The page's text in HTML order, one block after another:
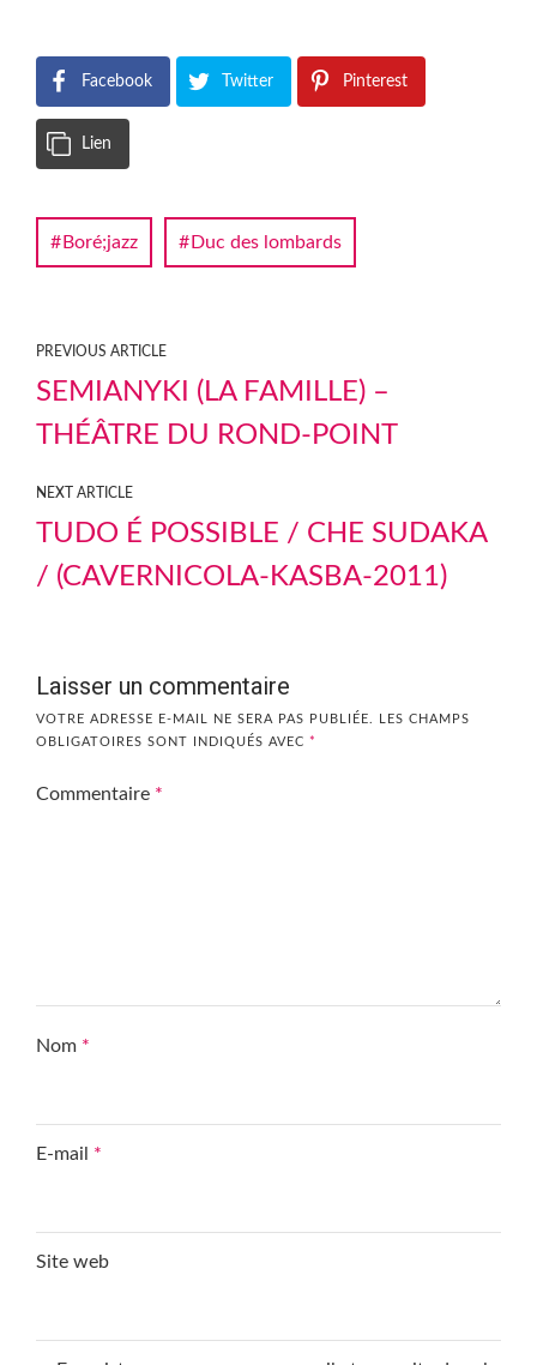
Facebook Twitter Pinterest
Lien
Boré;jazz Duc des lombards
PREVIOUS ARTICLE
SEMIANYKI (LA FAMILLE) –
THÉÂTRE DU ROND-POINT
NEXT ARTICLE
TUDO É POSSIBLE / CHE SUDAKA
/ (CAVERNICOLA-KASBA-2011)
Laisser un commentaire
VOTRE ADRESSE E-MAIL NE SERA PAS PUBLIÉE.
LES CHAMPS
OBLIGATOIRES SONT INDIQUÉS AVEC *
Commentaire *
Nom *
E-mail *
Site web